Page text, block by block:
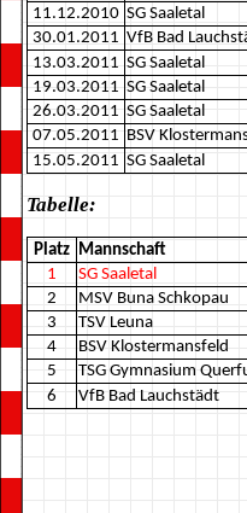
11.12.2010 SG Saaletal
30.01.2011 VfB Bad
13.03.2011 SG Saaletal
19.03.2011 SG Saaletal
26.03.2011 SG Saaletal
07.05.2011 BSV
15.05.2011 SG Saaletal
Tabelle:
Platz Mannschaft
1
SG Saaletal
2
MSV Buna Schkopau
3
TSV Leuna
4
BSV Klostermansfeld
5
TSG Gymnasium
6
VfB Bad Lauchstädt